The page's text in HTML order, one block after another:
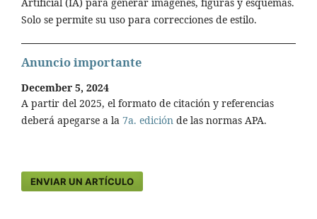
Solo se permite su uso para correcciones de estilo.
Anuncio importante
December 5, 2024
A partir del 2025, el formato de citación y referencias
deberá apegarse a la 7a. edición de las normas APA.
ENVIAR UN ARTÍCULO